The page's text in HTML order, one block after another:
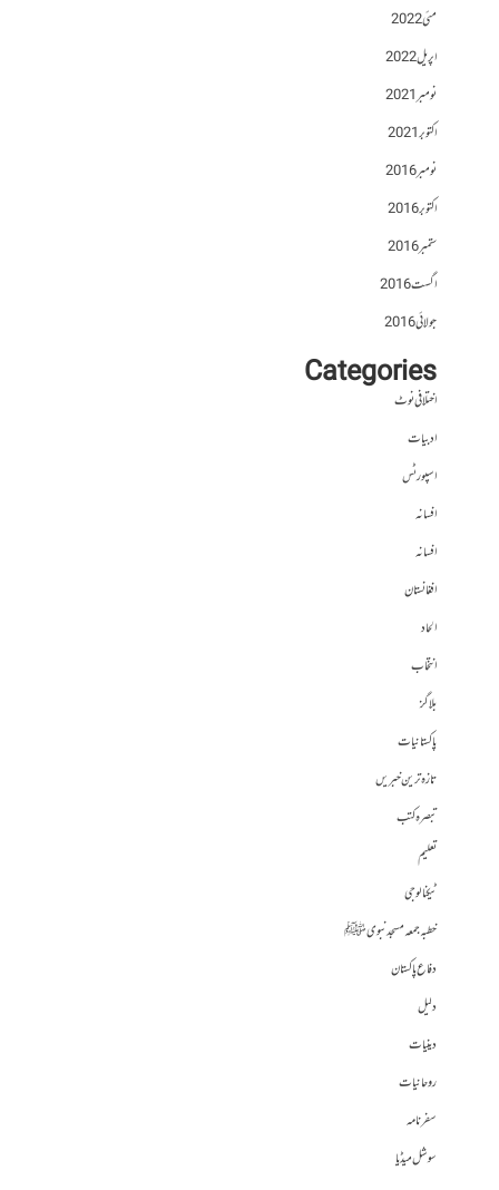
مئی 2022
اپریل 2022
نومبر 2021
اکتوبر 2021
نومبر 2016
اکتوبر 2016
ستمبر 2016
اگست 2016
جولائی 2016
Categories
اختلافی نوٹ
ادبیات
اسپورٹس
افسانہ
افسانہ
افغانستان
الحاد
انتخاب
بلاگز
پاکستانیات
تازہ ترین خبریں
تبصرہ کتب
تعلیم
ٹیکنالوجی
خطبہ جمعہ مسجد نبوی ﷺ
دفاع پاکستان
دلیل
دینیات
روحانیات
سفرنامہ
سوشل میڈیا